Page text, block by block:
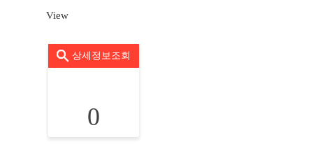
View
상세정보조회
0